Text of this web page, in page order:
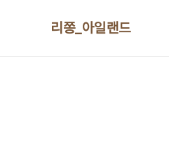
리쫑_아일랜드